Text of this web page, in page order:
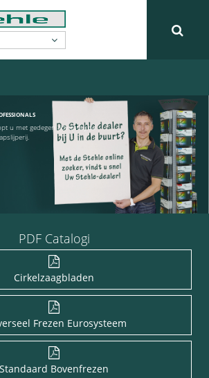
u met gedegen advies bij de
PDF Catalogi
Cirkelzaagbladen
Frezen Eurosysteem
Standaard Bovenfrezen